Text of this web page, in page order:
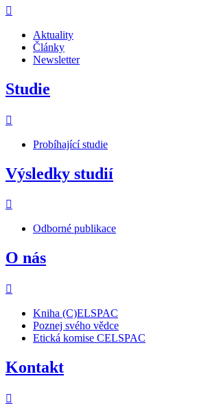
Aktuality
Články
Newsletter
Studie
Probíhající studie
Výsledky studií
Odborné publikace
O nás
Kniha (C)ELSPAC
Poznej svého vědce
Etická komise CELSPAC
Kontakt